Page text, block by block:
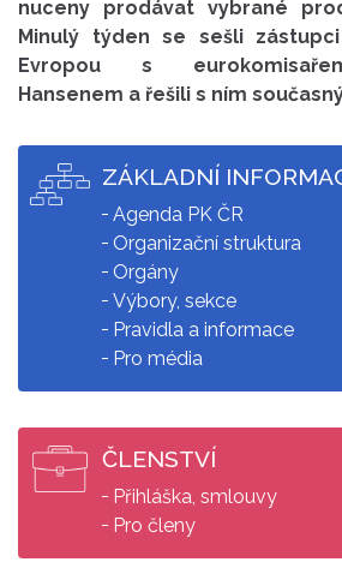
nuceny prodávat vybrané
Minulý týden se sešli
Evropou s
Hansenem a řešili s ním
ZÁKLADNÍ
Agenda PK ČR
Organizační struktura
Orgány
Výbory, sekce
Pravidla a informace
Pro média
ČLENSTVÍ
Přihláška, smlouvy
Pro členy